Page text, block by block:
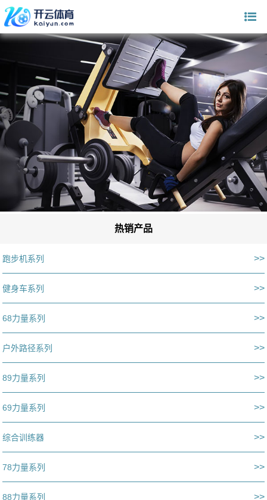
热销产品
跑步机系列 >>
健身车系列 >>
68力量系列 >>
户外路径系列 >>
89力量系列 >>
69力量系列 >>
综合训练器 >>
78力量系列 >>
88力量系列 >>